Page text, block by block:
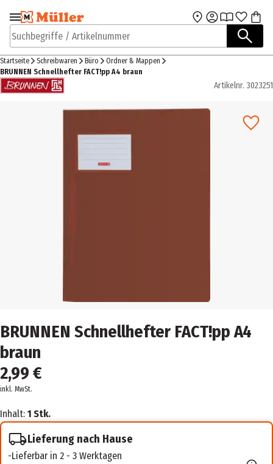
Zur Navigation
springen
Zum Hauptinhalt
Suchbegriffe / Artikelnummer
Startseite Schreibwaren Büro
Ordner & Mappen
BRUNNEN Schnellhefter FACT!pp A4 braun
Artikelnr. 3023251
BRUNNEN Schnellhefter FACT!pp A4
braun
2,99 €
inkl. MwSt.
Inhalt: 1 Stk.
Lieferung nach Hause
Lieferbar in 2 - 3 Werktagen